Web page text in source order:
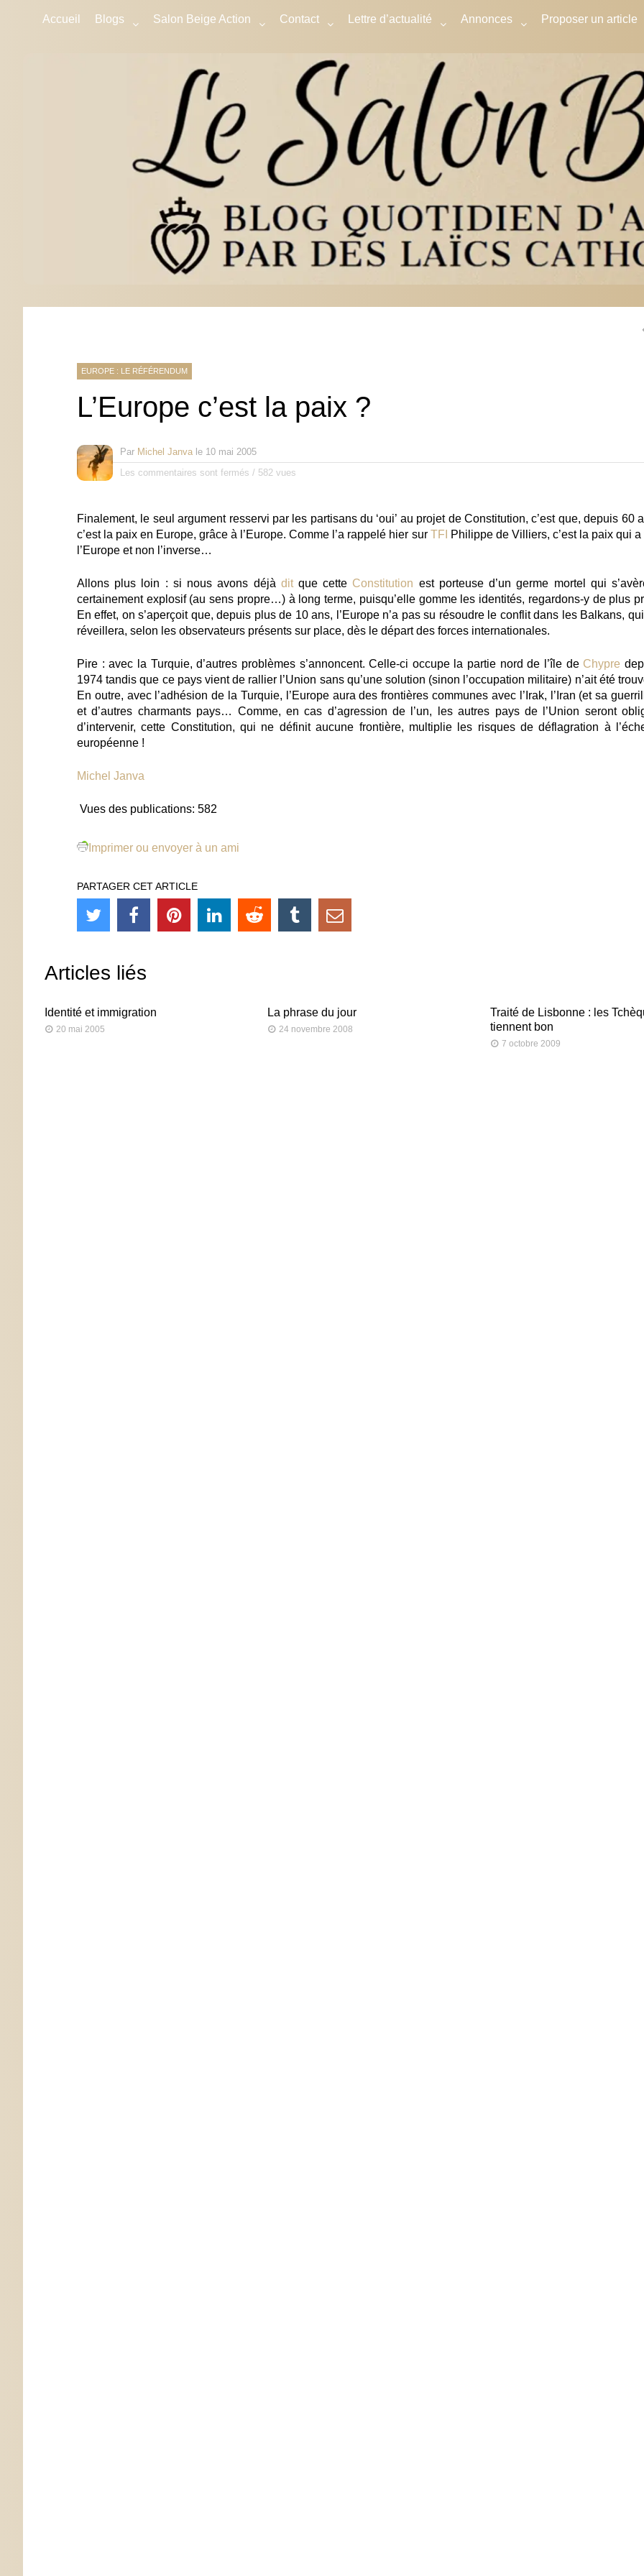
Accueil Blogs Salon Beige Action Contact Lettre d’actualité Annonces Proposer un article
EUROPE : LE RÉFÉRENDUM
L’Europe c’est la paix ?
Par Michel Janva le 10 mai 2005
Les commentaires sont fermés / 582 vues
Finalement, le seul argument resservi par les partisans du ‘oui’ au projet de Constitution, c’est que, depuis 60
c’est la paix en Europe, grâce à l’Europe. Comme l’a rappelé hier sur TFI
Philippe de Villiers, c’est la paix qui a
l’Europe et non l’inverse…
Allons plus loin : si nous avons déjà ditque cette Constitution est porteuse d’un germe mortel qui
certainement explosif (au sens propre…) à long terme, puisqu’elle gomme les identités, regardons-y de plus
En effet, on s’aperçoit que, depuis plus de 10 ans, l’Europe n’a pas su résoudre le conflit dans les Balkans,
réveillera, selon les observateurs présents sur place, dès le départ des forces internationales.
Pire : avec la Turquie, d’autres problèmes s’annoncent. Celle-ci occupe la partie nord de l’île de Chypre
1974 tandis que ce pays vient de rallier l’Union sans qu’une solution (sinon l’occupation militaire) n’ait été
En outre, avec l’adhésion de la Turquie, l’Europe aura des frontières communes avec l’Irak, l’Iran (et sa
et d’autres charmants pays… Comme, en cas d’agression de l’un, les autres pays de l’Union seront
d’intervenir, cette Constitution, qui ne définit aucune frontière, multiplie les risques de déflagration à
européenne !
Michel Janva
Vues des publications: 582
Imprimer ou envoyer à un ami
PARTAGER CET ARTICLE
Articles liés
Identité et immigration
20 mai 2005
La phrase du jour
24 novembre 2008
Traité de Lisbonne : les
tiennent bon
7 octobre 2009